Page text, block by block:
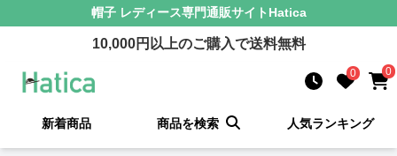
帽子 レディース専門通販サイト Hatica
10,000円以上のご購入で送料無料
0 0
新着商品 商品を検索 人気ランキング